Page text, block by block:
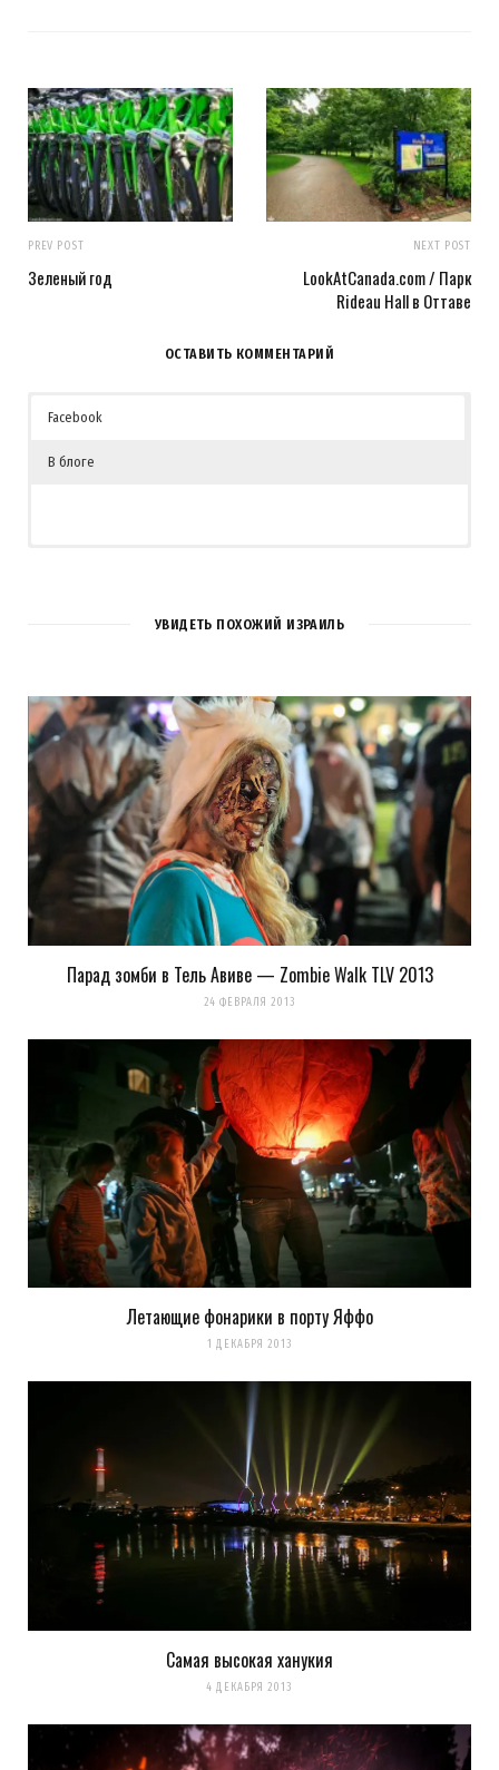
PREV POST
Зеленый год
NEXT POST
LookAtCanada.com / Парк
Rideau Hall в Оттаве
ОСТАВИТЬ КОММЕНТАРИЙ
Facebook
В блоге
2КОММЕНТАРИЯ
- Фотографии Израиля и не только... (Израиль,
Бат Ям, и интересно и полезно, ночь, одно фото,
праздник, тель авив, )
Pingback:Здесь и там 2 | LookAtIsrael.com -
Фотографии Израиля и не только...
последующих моих комментариев.
Уведомить меня о новых комментариях по email.
Уведомлять меня о новых записях почтой.
Оповещать о новых
комментариях. А можно просто
подписаться на комментарии
УВИДЕТЬ ПОХОЖИЙ ИЗРАИЛЬ
Парад зомби в Тель Авиве — Zombie Walk TLV 2013
24 ФЕВРАЛЯ 2013
Летающие фонарики в порту Яффо
1 ДЕКАБРЯ 2013
Самая высокая ханукия
4 ДЕКАБРЯ 2013